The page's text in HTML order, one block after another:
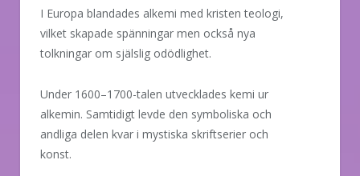
I Europa blandades alkemi med kristen teologi,
vilket skapade spänningar men också nya
tolkningar om själslig odödlighet.
Under 1600–1700-talen utvecklades kemi ur
alkemin. Samtidigt levde den symboliska och
andliga delen kvar i mystiska skriftserier och
konst.